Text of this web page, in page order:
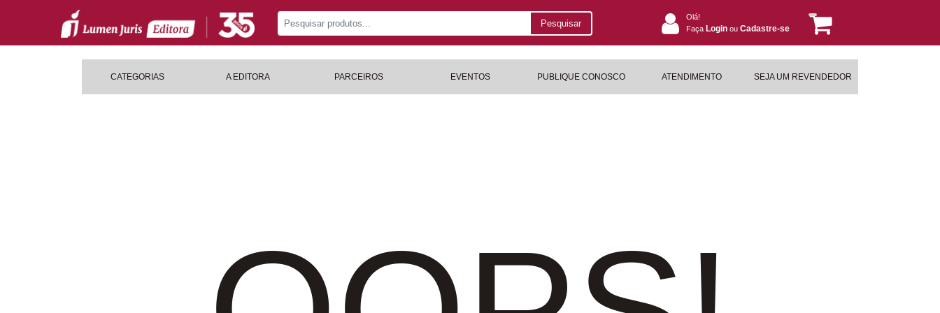
Pesquisar
Olá!
Faça Login ou Cadastre-se
CATEGORIAS A EDITORA PARCEIROS EVENTOS PUBLIQUE CONOSCO ATENDIMENTO SEJA UM REVENDEDOR